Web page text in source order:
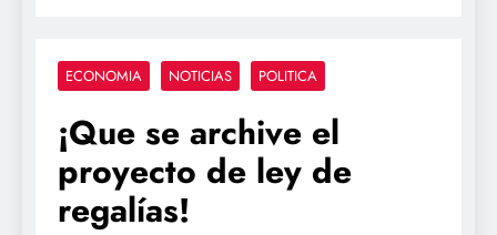
ECONOMIA NOTICIAS POLITICA
¡Que se archive el
proyecto de ley de
regalías!